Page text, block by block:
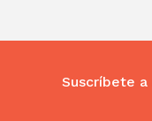
Suscríbete